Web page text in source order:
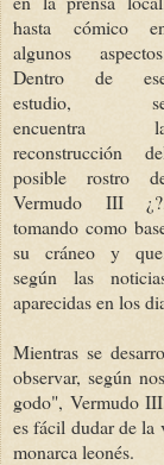
hasta cómico
algunos
Dentro de
estudio,
encuentra
reconstrucción
posible rostro
Vermudo III
tomando como
su cráneo y
según las
aparecidas en los
Mientras se
observar, según
godo", Vermudo
es fácil dudar de la
monarca leonés.